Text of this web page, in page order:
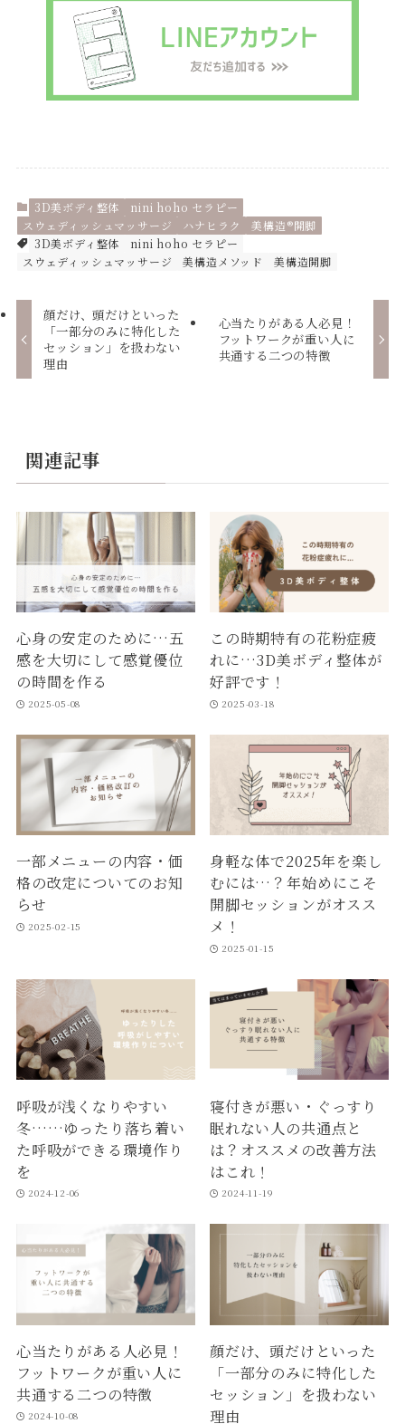
3D美ボディ整体
nini hoho セラピー
スウェディッシュマッサージ
ハナヒラク
美構造®開脚
3D美ボディ整体
nini hoho セラピー
スウェディッシュマッサージ
美構造メソッド 美構造開脚
顔だけ、頭だけといった
「一部分のみに特化した
セッション」を扱わない
理由
心当たりがある人必見！
フットワークが重い人に
共通する二つの特徴
関連記事
心身の安定のために…五
感を大切にして感覚優位
の時間を作る
2025-05-08
この時期特有の花粉症疲
れに…3D美ボディ整体が
好評です！
2025-03-18
一部メニューの内容・価
格の改定についてのお知
らせ
2025-02-15
身軽な体で2025年を楽し
むには…？年始めにこそ
開脚セッションがオスス
メ！
2025-01-15
呼吸が浅くなりやすい
冬……ゆったり落ち着い
た呼吸ができる環境作り
を
2024-12-06
寝付きが悪い・ぐっすり
眠れない人の共通点と
は？オススメの改善方法
はこれ！
2024-11-19
心当たりがある人必見！
フットワークが重い人に
共通する二つの特徴
2024-10-08
顔だけ、頭だけといった
「一部分のみに特化した
セッション」を扱わない
理由